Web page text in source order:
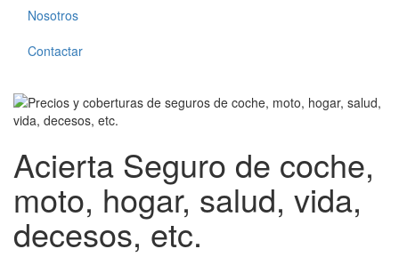
Nosotros
Contactar
Acierta Seguro de coche,
moto, hogar, salud, vida,
decesos, etc.